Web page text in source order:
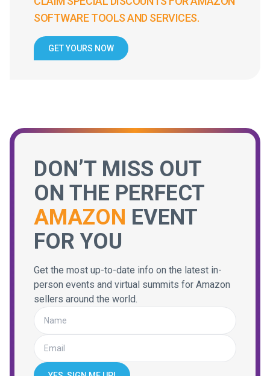
SOFTWARE TOOLS AND SERVICES.
GET YOURS NOW
DON’T MISS OUT
ON THE PERFECT
AMAZON EVENT
FOR YOU
Get the most up-to-date info on the latest in-
person events and virtual summits for Amazon
sellers around the world.